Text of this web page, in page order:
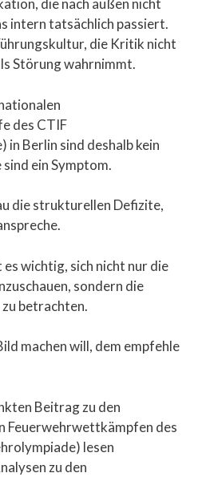
die nach außen nicht
intern tatsächlich passiert.
die Kritik nicht
Störung wahrnimmt.
des CTIF
in Berlin sind deshalb kein
ein Symptom.
die strukturellen Defizite,
es wichtig, sich nicht nur die
sondern die
betrachten.
machen will, dem empfehle
Beitrag zu den
Feuerwehrwettkämpfen des
lesen
zu den